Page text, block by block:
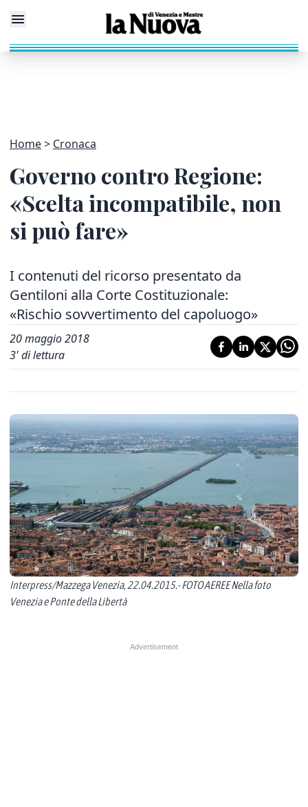
Home Cronaca
Governo contro Regione:
«Scelta incompatibile, non
si può fare»
I contenuti del ricorso presentato da
Gentiloni alla Corte Costituzionale:
«Rischio sovvertimento del capoluogo»
20 maggio 2018
3' di lettura
Interpress/Mazzega Venezia, 22.04.2015.- FOTO AEREE Nella foto
Venezia e Ponte della Libertà